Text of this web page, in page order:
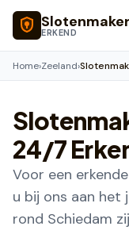
Naar hoofdinhoud
Slotenmaker
ERKEND
Home›Zeeland›
24/7
Voor een
u bij ons aan het
rond Schiedam